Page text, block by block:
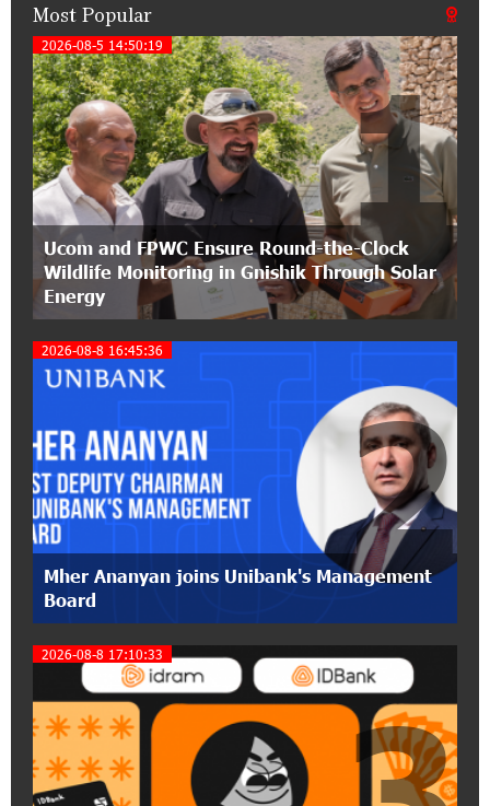
14:33:36 11-07-2026
My Forest Armenia is a beneficiary of the "Power
of One Dram" initiative in July
12:53:12 11-07-2026
Become a Unibank shareholder and benefit from
an attractive investment opportunity
21:50:45 9-07-2026
IDBank warns of scam calls impersonating
pension funds
A little corner of France in Hrazdan, with the
partnership of Converse SME
17:31:55 8-07-2026
Idram is the general partner of the "Towards
Conscious Parenting 2026" annual conference
Polytechnic University Graduation Ceremony
Held with the Support of Unibank
17:10:45 7-07-2026
Converse Bank Completes the Placement of
EBRD Bonds
17:27:45 6-07-2026
From Financial Adventures to Great Victories:
The 4th Junius Financial Online Tournament
Most Popular
2026-08-5 14:50:19
Ucom and FPWC Ensure Round-the-Clock
Wildlife Monitoring in Gnishik Through Solar
Energy
1
2026-08-8 16:45:36
Mher Ananyan joins Unibank's Management
Board
2
2026-08-8 17:10:33